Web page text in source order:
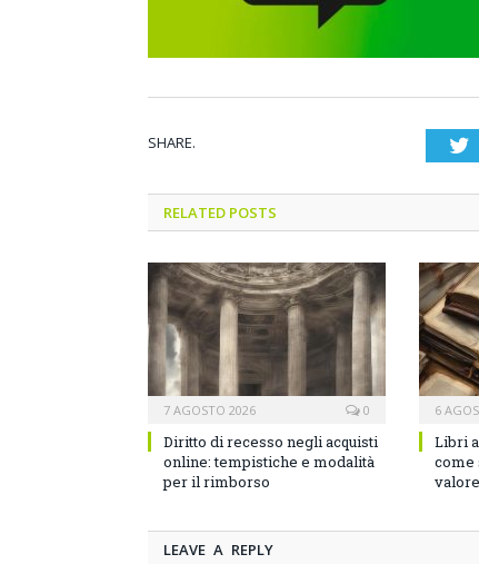
SHARE.
RELATED POSTS
7 AGOSTO 2026 0
Diritto di recesso negli acquisti
online: tempistiche e modalità
per il rimborso
6
Libri
come
LEAVE A REPLY